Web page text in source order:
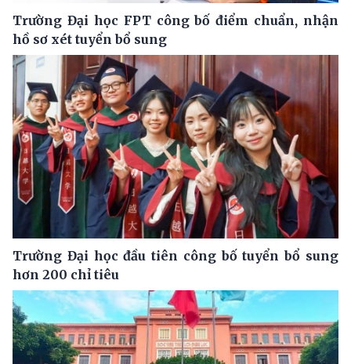
Trường Đại học FPT công bố điểm chuẩn, nhận
hồ sơ xét tuyển bổ sung
Trường Đại học đầu tiên công bố tuyển bổ sung
hơn 200 chỉ tiêu